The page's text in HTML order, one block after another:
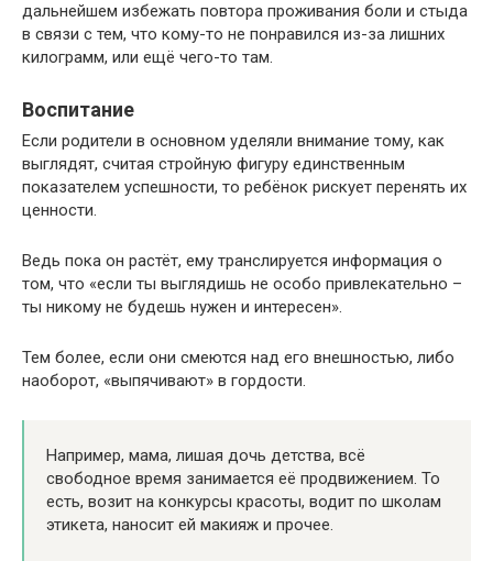
дальнейшем избежать повтора проживания боли и стыда
в связи с тем, что кому-то не понравился из-за лишних
килограмм, или ещё чего-то там.
Воспитание
Если родители в основном уделяли внимание тому, как
выглядят, считая стройную фигуру единственным
показателем успешности, то ребёнок рискует перенять их
ценности.
Ведь пока он растёт, ему транслируется информация о
том, что «если ты выглядишь не особо привлекательно –
ты никому не будешь нужен и интересен».
Тем более, если они смеются над его внешностью, либо
наоборот, «выпячивают» в гордости.
Например, мама, лишая дочь детства, всё
свободное время занимается её продвижением. То
есть, возит на конкурсы красоты, водит по школам
этикета, наносит ей макияж и прочее.